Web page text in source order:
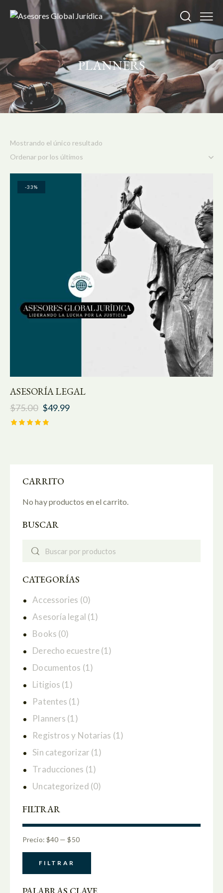
PLANNERS
Mostrando el único resultado
-33%
ASESORÍA LEGAL
$75.00 $49.99
CARRITO
No hay productos en el carrito.
BUSCAR
CATEGORÍAS
Accessories (0)
Asesoría legal (1)
Books (0)
Derecho ecuestre(1)
Documentos (1)
Litigios (1)
Patentes (1)
Planners (1)
Registros y Notarias (1)
Sin categorizar (1)
Traducciones (1)
Uncategorized (0)
FILTRAR
FILTRAR
Precio: $40 —$50